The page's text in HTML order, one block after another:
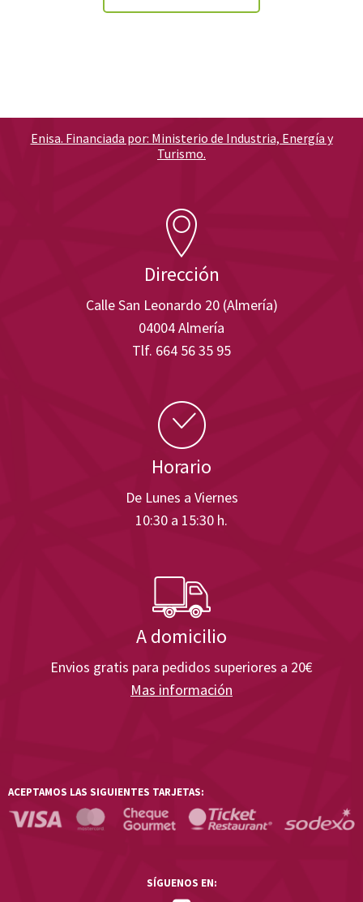
Dirección
Calle San Leonardo 20 (Almería)
04004 Almería
Tlf. 664 56 35 95
Horario
De Lunes a Viernes
10:30 a 15:30 h.
A domicilio
Envios gratis para pedidos superiores a 20€
Mas información
Enisa. Financiada por: Ministerio de Industria, Energía y
Turismo.
ACEPTAMOS LAS SIGUIENTES TARJETAS:
SÍGUENOS EN: